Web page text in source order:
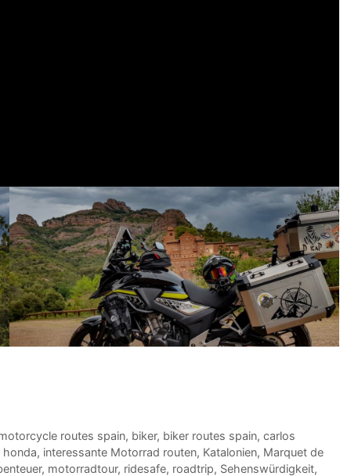
routes spain, biker, biker routes spain,carlos
honda, interessante Motorrad routen, Katalonien, Marquet de
, motorradtour, ridesafe, roadtrip, Sehenswürdigkeit,